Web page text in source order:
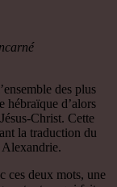
des plus
hébraïque d’alors
Christ. Cette
la traduction du
Alexandrie.
ces deux mots, une